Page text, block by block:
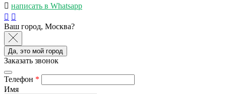
написать в Whatsapp
Ваш город, Москва?
Да, это мой город
Заказать звонок
Телефон *
Имя